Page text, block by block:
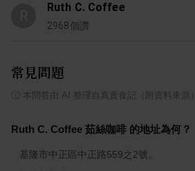
Ruth C. Coffee
2968個讚
常見問題
本問答由 AI 整理自真實食記（附資料來源）
Ruth C. Coffee 茹絲咖啡 的地址為何？
基隆市中正區中正路559之2號。